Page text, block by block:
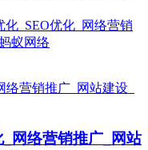
化_SEO优化_网络营销
蚁网络
网络营销推广_网站